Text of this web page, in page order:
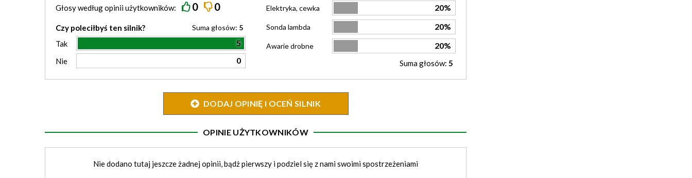
Głosy wedługopiniiużytkowników: 0 0
Czy poleciłbyś ten silnik? Suma głosów: 5
Tak 5
Nie 0
Elektryka, cewka 20%
Sonda lambda 20%
Awarie drobne 20%
Suma głosów: 5
DODAJ OPINIĘ I OCEŃ SILNIK
OPINIE UŻYTKOWNIKÓW
Nie dodano tutaj jeszcze żadnej opinii, bądż pierwszy i podziel się z nami swoimi spostrzeżeniami